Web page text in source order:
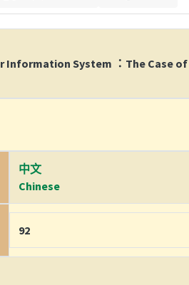
Information System ：The Case
中文
Chinese
92